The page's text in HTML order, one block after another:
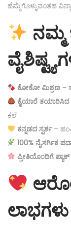
ಹೆಮ್ಮೆಗೊಳ್ಳುವಂತಹ
ಕೋಕೋ ಮಿಶ್ರಣ–
ಕೈಯಾರೆ ತಯಾರಿಸಿದ
ಕಲೆ
ಕನ್ನಡದ ಸ್ಪರ್ಶ–
100% ನೈಸರ್ಗಿಕ
ಪ್ರೀತಿಯೊಂದಿಗೆ